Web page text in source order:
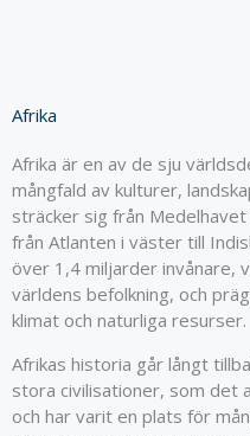
Afrika
Afrika är en av de sju
mångfald av kulturer,
sträcker sig från
från Atlanten i väster till
över 1,4 miljarder invånare,
världens befolkning, och
klimat och naturliga resurser.
Afrikas historia går långt
stora civilisationer, som det
och har varit en plats för